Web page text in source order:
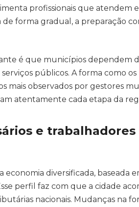
profissionais que atendem
forma gradual, a preparação
é que municípios dependem
públicos. A forma como
mais observados por gestores
atentamente cada etapa da
e
economia diversificada, baseada
perfil faz com que a cidade
nacionais. Mudanças na